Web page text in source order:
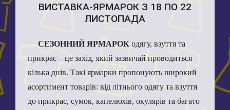
ВИСТАВКА-ЯРМАРОК З 18 ПО 22
ЛИСТОПАДА
СЕЗОННИЙ ЯРМАРОК одягу, взуття та
прикрас – це захід, який зазвичай проводиться
кілька днів. Такі ярмарки пропонують широкий
асортимент товарів: від літнього одягу та взуття
до прикрас, сумок, капелюхів, окулярів та багато